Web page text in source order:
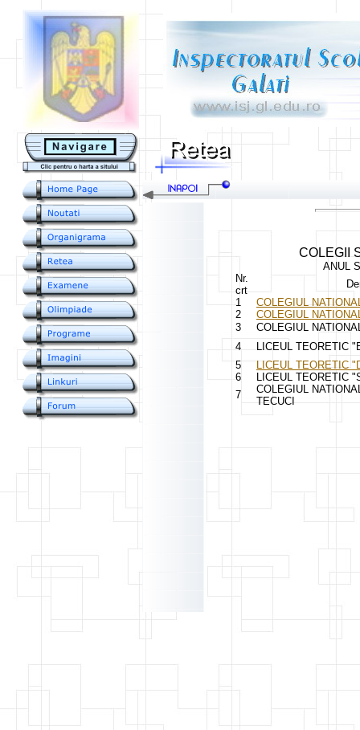
COLEGII
ANUL
Nr.
crt
1
COLEGIUL
2
COLEGIUL
3
COLEGIUL
4
LICEUL TEORETIC
5
LICEUL TEORETIC
6
LICEUL TEORETIC
7
COLEGIUL
TECUCI